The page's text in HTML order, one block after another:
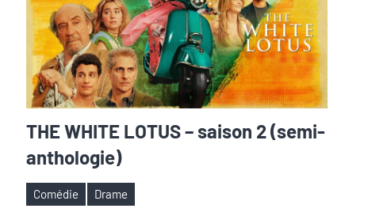
THE WHITE LOTUS – saison 2 (semi-
anthologie)
Étiquettes
Comédie Drame